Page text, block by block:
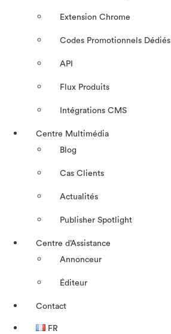
Extension Chrome
Codes Promotionnels Dédiés
API
Flux Produits
Intégrations CMS
Centre Multimédia
Blog
Cas Clients
Actualités
Publisher Spotlight
Centre d’Assistance
Annonceur
Éditeur
Contact
FR